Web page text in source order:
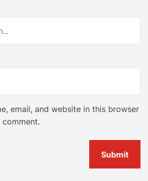
email, and website in this browser